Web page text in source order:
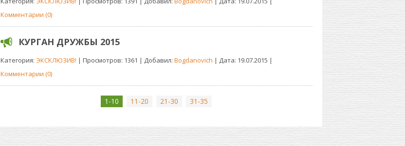
Комментарии (0)
КУРГАН ДРУЖБЫ 2015
Категория: ЭКСКЛЮЗИВ! | Просмотров: 1361 | Добавил: Bogdanovich | Дата: 19.07.2015 |
Комментарии (0)
1-10 11-20 21-30 31-35